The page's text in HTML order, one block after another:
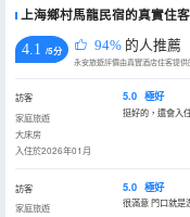
上海鄉村馬龍民宿的真實住
4.1 /5分 94% 的人推薦
訪客
家庭旅遊
大床房
入住於2026年01月
5.0 極好
挺好的，還會入
訪客
家庭旅遊
5.0 極好
很滿意 門口就是